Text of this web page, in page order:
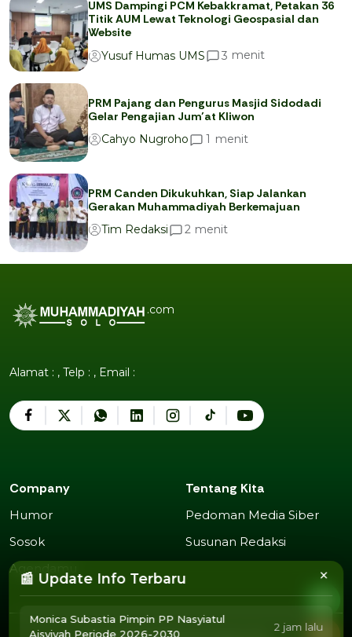
UMS Dampingi PCM Kebakkramat, Petakan 36
Titik AUM Lewat Teknologi Geospasial dan
Website
Yusuf Humas UMS
3 menit
PRM Pajang dan Pengurus Masjid Sidodadi
Gelar Pengajian Jum’at Kliwon
Cahyo Nugroho
1 menit
PRM Canden Dikukuhkan, Siap Jalankan
Gerakan Muhammadiyah Berkemajuan
Tim Redaksi
2 menit
.com
Alamat : , Telp : , Email :
Company
Humor
Sosok
Agendamu
Agendamu
Tentang Kita
Pedoman Media Siber
Susunan Redaksi
📰 Update Info Terbaru
Monica Subastia Pimpin PP Nasyiatul
Aisyiyah Periode 2026-2030
2 jam lalu
×